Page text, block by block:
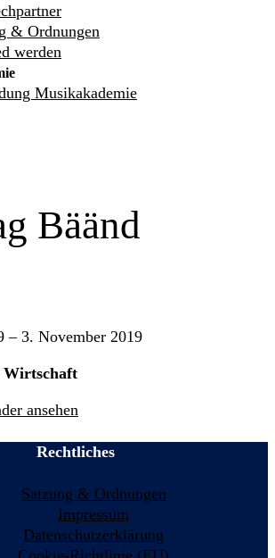
& Ordnungen
werden
Musikakademie
Bäänd
– 3. November 2019
Wirtschaft
ansehen
Rechtliches
Satzung & Ordnungen
Impressum
Datenschutzerklärung